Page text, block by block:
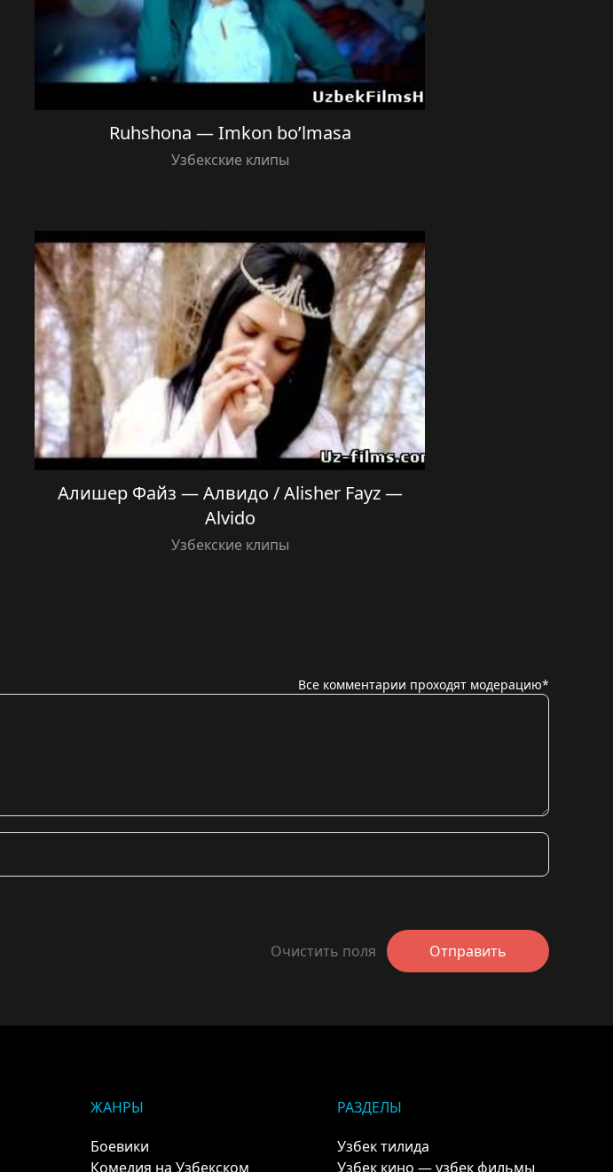
Ruhshona — Imkon bo’lmasa
Узбекские клипы
Алишер Файз — Алвидо / Alisher Fayz —
Alvido
Узбекские клипы
Все комментарии проходят модерацию*
Очистить поля Отправить
ЖАНРЫ
Боевики
Комедия на Узбекском
РАЗДЕЛЫ
Узбек тилида
Узбек кино — узбек фильмы